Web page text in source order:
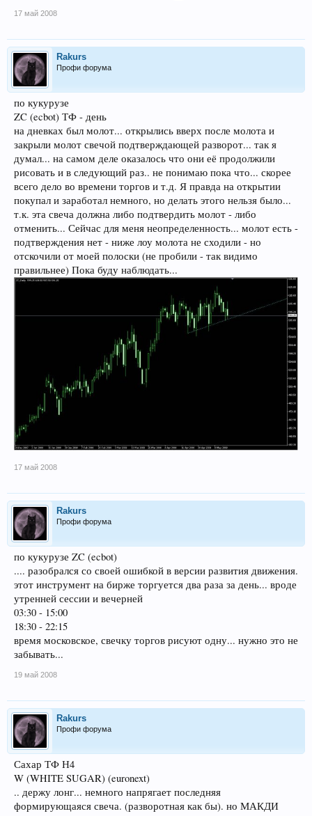
17 май 2008
Rakurs
Профи форума
по кукурузе
ZC (ecbot) ТФ - день
на дневках был молот... открылись вверх после молота и
закрыли молот свечой подтверждающей разворот... так я
думал... на самом деле оказалось что они её продолжили
рисовать и в следующий раз.. не понимаю пока что... скорее
всего дело во времени торгов и т.д. Я правда на открытии
покупал и заработал немного, но делать этого нельзя было...
т.к. эта свеча должна либо подтвердить молот - либо
отменить... Сейчас для меня неопределенность... молот есть -
подтверждения нет - ниже лоу молота не сходили - но
отскочили от моей полоски (не пробили - так видимо
правильнее) Пока буду наблюдать...
17 май 2008
Rakurs
Профи форума
по кукурузе ZC (ecbot)
.... разобрался со своей ошибкой в версии развития движения.
этот инструмент на бирже торгуется два раза за день... вроде
утренней сессии и вечерней
03:30 - 15:00
18:30 - 22:15
время московское, свечку торгов рисуют одну... нужно это не
забывать...
19 май 2008
Rakurs
Профи форума
Сахар ТФ Н4
W (WHITE SUGAR) (euronext)
.. держу лонг... немного напрягает последняя
формирующаяся свеча. (разворотная как бы). но МАКДИ